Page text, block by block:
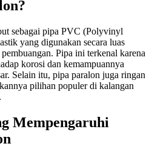
sebagai pipa PVC (Polyvinyl
yang digunakan secara luas
Pipa ini terkenal karena
korosi dan kemampuannya
Selain itu, pipa paralon juga ringan
pilihan populer di kalangan
Mempengaruhi